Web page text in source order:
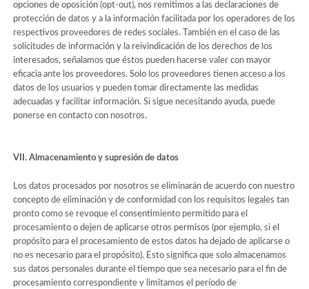
opciones de oposición (opt-out), nos remitimos a las declaraciones de
protección de datos y a la información facilitada por los operadores de los
respectivos proveedores de redes sociales. También en el caso de las
solicitudes de información y la reivindicación de los derechos de los
interesados, señalamos que éstos pueden hacerse valer con mayor
eficacia ante los proveedores. Solo los proveedores tienen acceso a los
datos de los usuarios y pueden tomar directamente las medidas
adecuadas y facilitar información. Si sigue necesitando ayuda, puede
ponerse en contacto con nosotros.
VII. Almacenamiento y supresión de datos
Los datos procesados por nosotros se eliminarán de acuerdo con nuestro
concepto de eliminación y de conformidad con los requisitos legales tan
pronto como se revoque el consentimiento permitido para el
procesamiento o dejen de aplicarse otros permisos (por ejemplo, si el
propósito para el procesamiento de estos datos ha dejado de aplicarse o
no es necesario para el propósito). Esto significa que solo almacenamos
sus datos personales durante el tiempo que sea necesario para el fin de
procesamiento correspondiente y limitamos el período de